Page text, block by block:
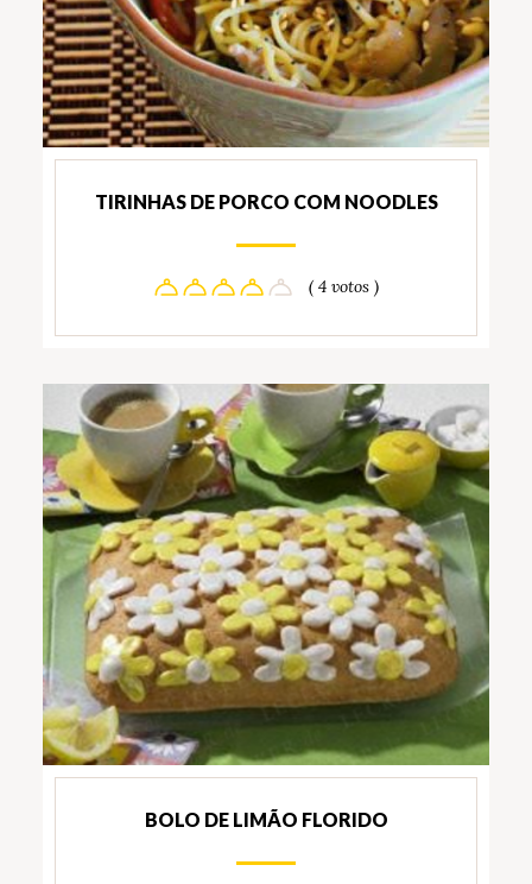
TIRINHAS DE PORCO COM NOODLES
( 4 votos )
BOLO DE LIMÃO FLORIDO